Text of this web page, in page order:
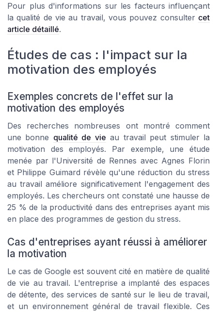
Pour plus d'informations sur les facteurs influençant
la qualité de vie au travail, vous pouvez consulter cet
article détaillé.
Études de cas : l'impact sur la
motivation des employés
Exemples concrets de l'effet sur la
motivation des employés
Des recherches nombreuses ont montré comment
une bonne qualité de vie au travail peut stimuler la
motivation des employés. Par exemple, une étude
menée par l'Université de Rennes avec Agnes Florin
et Philippe Guimard révèle qu'une réduction du stress
au travail améliore significativement l'engagement des
employés. Les chercheurs ont constaté une hausse de
25 % de la productivité dans des entreprises ayant mis
en place des programmes de gestion du stress.
Cas d'entreprises ayant réussi à améliorer
la motivation
Le cas de Google est souvent cité en matière de qualité
de vie au travail. L'entreprise a implanté des espaces
de détente, des services de santé sur le lieu de travail,
et un environnement général de travail flexible. Ces